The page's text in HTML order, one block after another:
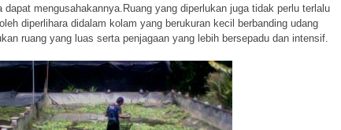
mengusahakannya.Ruang yang diperlukan juga tidak perlu terlalu
diperlihara didalam kolam yang berukuran kecil berbanding udang
ruang yang luas serta penjagaan yang lebih bersepadu dan intensif.